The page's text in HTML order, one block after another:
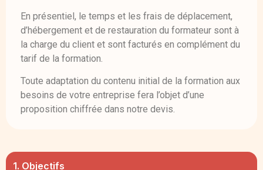
En présentiel, le temps et les frais de déplacement,
d’hébergement et de restauration du formateur sont à
la charge du client et sont facturés en complément du
tarif de la formation.
Toute adaptation du contenu initial de la formation aux
besoins de votre entreprise fera l’objet d’une
proposition chiffrée dans notre devis.
1. Objectifs